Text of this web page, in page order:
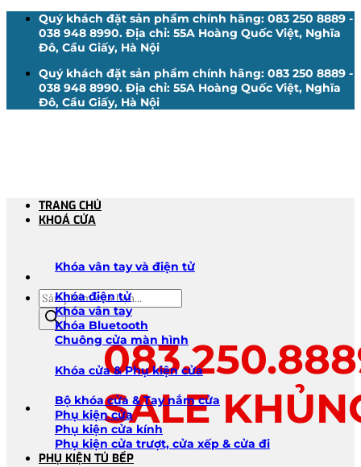
Quý khách đặt sản phẩm chính hãng: 083 250 8889 -
038 948 8990. Địa chỉ: 55A Hoàng Quốc Việt, Nghĩa
Đô, Cầu Giấy, Hà Nội
Quý khách đặt sản phẩm chính hãng: 083 250 8889 -
038 948 8990. Địa chỉ: 55A Hoàng Quốc Việt, Nghĩa
Đô, Cầu Giấy, Hà Nội
Tìm
kiếm
sản
phẩm
SALE
TRANG CHỦ
KHOÁ CỬA
Khóa vân tay và điện tử
Khóa điện tử
Khóa vân tay
Khóa Bluetooth
Chuông cửa màn hình
Khóa cửa & Phụ kiện cửa
Bộ khóa cửa & Tay nắm cửa
Phụ kiện cửa
Phụ kiện cửa kính
Phụ kiện cửa trượt, cửa xếp & cửa đi
PHỤ KIỆN TỦ BẾP